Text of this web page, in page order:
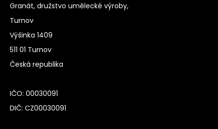
Granát, družstvo umělecké výroby,
Turnov
Výšinka 1409
511 01 Turnov
Česká republika
IČO: 00030091
DIČ: CZ00030091